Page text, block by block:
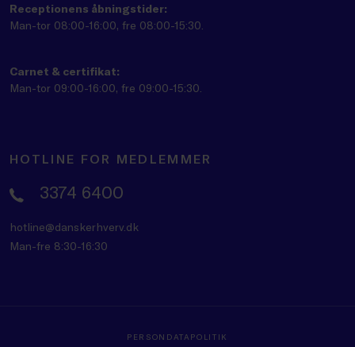
Receptionens åbningstider:
Man-tor 08:00-16:00, fre 08:00-15:30.
Carnet & certifikat:
Man-tor 09:00-16:00, fre 09:00-15:30.
HOTLINE FOR MEDLEMMER
3374 6400
hotline@danskerhverv.dk
Man-fre 8:30-16:30
PERSONDATAPOLITIK